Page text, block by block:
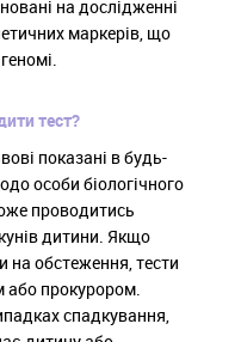
на дослідженні
маркерів, що
тест?
показані в будь-
особи біологічного
проводитись
дитини. Якщо
на обстеження, тести
або прокурором.
спадкування,